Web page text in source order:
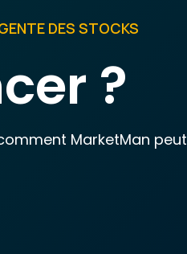
DES STOCKS
?
MarketMan peut